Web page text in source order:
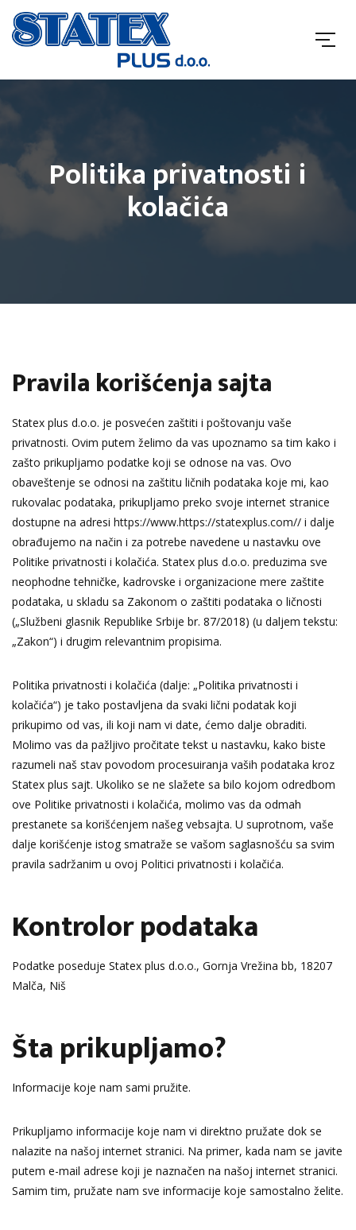
Politika privatnosti i
kolačića
Pravila korišćenja sajta
Statex plus d.o.o. je posvećen zaštiti i poštovanju vaše
privatnosti. Ovim putem želimo da vas upoznamo sa tim kako i
zašto prikupljamo podatke koji se odnose na vas. Ovo
obaveštenje se odnosi na zaštitu ličnih podataka koje mi, kao
rukovalac podataka, prikupljamo preko svoje internet stranice
dostupne na adresi https://www.https://statexplus.com// i dalje
obrađujemo na način i za potrebe navedene u nastavku ove
Politike privatnosti i kolačića. Statex plus d.o.o. preduzima sve
neophodne tehničke, kadrovske i organizacione mere zaštite
podataka, u skladu sa Zakonom o zaštiti podataka o ličnosti
(„Službeni glasnik Republike Srbije br. 87/2018) (u daljem tekstu:
„Zakon“) i drugim relevantnim propisima.
Politika privatnosti i kolačića (dalje: „Politika privatnosti i
kolačića“) je tako postavljena da svaki lični podatak koji
prikupimo od vas, ili koji nam vi date, ćemo dalje obraditi.
Molimo vas da pažljivo pročitate tekst u nastavku, kako biste
razumeli naš stav povodom procesuiranja vaših podataka kroz
Statex plus sajt. Ukoliko se ne slažete sa bilo kojom odredbom
ove Politike privatnosti i kolačića, molimo vas da odmah
prestanete sa korišćenjem našeg vebsajta. U suprotnom, vaše
dalje korišćenje istog smatraže se vašom saglasnošću sa svim
pravila sadržanim u ovoj Politici privatnosti i kolačića.
Kontrolor podataka
Podatke poseduje Statex plus d.o.o., Gornja Vrežina bb, 18207
Malča, Niš
Šta prikupljamo?
Informacije koje nam sami pružite.
Prikupljamo informacije koje nam vi direktno pružate dok se
nalazite na našoj internet stranici. Na primer, kada nam se javite
putem e-mail adrese koji je naznačen na našoj internet stranici.
Samim tim, pružate nam sve informacije koje samostalno želite.